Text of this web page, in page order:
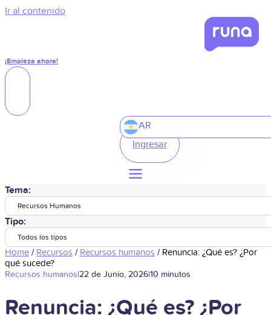
Ir al contenido
¡Empieza ahora!
AR
Ingresar
Tema:
Recursos Humanos
Tipo:
Todos los tipos
Home / Recursos / Recursos humanos / Renuncia: ¿Qué es? ¿Por
qué sucede?
Recursos humanos|22 de Junio, 2026|10 minutos
Renuncia: ¿Qué es? ¿Por